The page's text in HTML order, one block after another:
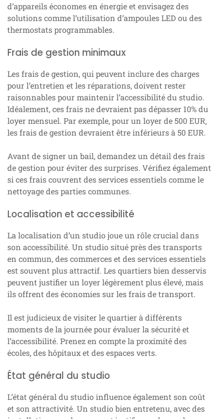
d’appareils économes en énergie et envisagez des
solutions comme l’utilisation d’ampoules LED ou des
thermostats programmables.
Frais de gestion minimaux
Les frais de gestion, qui peuvent inclure des charges
pour l’entretien et les réparations, doivent rester
raisonnables pour maintenir l’accessibilité du studio.
Idéalement, ces frais ne devraient pas dépasser 10% du
loyer mensuel. Par exemple, pour un loyer de 500 EUR,
les frais de gestion devraient être inférieurs à 50 EUR.
Avant de signer un bail, demandez un détail des frais
de gestion pour éviter des surprises. Vérifiez également
si ces frais couvrent des services essentiels comme le
nettoyage des parties communes.
Localisation et accessibilité
La localisation d’un studio joue un rôle crucial dans
son accessibilité. Un studio situé près des transports
en commun, des commerces et des services essentiels
est souvent plus attractif. Les quartiers bien desservis
peuvent justifier un loyer légèrement plus élevé, mais
ils offrent des économies sur les frais de transport.
Il est judicieux de visiter le quartier à différents
moments de la journée pour évaluer la sécurité et
l’accessibilité. Prenez en compte la proximité des
écoles, des hôpitaux et des espaces verts.
État général du studio
L’état général du studio influence également son coût
et son attractivité. Un studio bien entretenu, avec des